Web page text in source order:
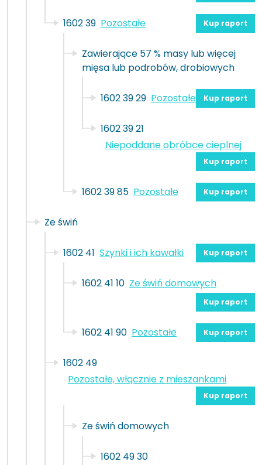
1602 39 Pozostałe Kup raport
Zawierające 57 % masy lub więcej
mięsa lub podrobów, drobiowych
1602 39 29 Pozostałe Kup raport
1602 39 21
Niepoddane obróbce cieplnej
Kup raport
1602 39 85 Pozostałe Kup raport
Ze świń
1602 41 Szynki i ich kawałki Kup raport
1602 41 10 Ze świń domowych
Kup raport
1602 41 90 Pozostałe Kup raport
1602 49
Pozostałe, włącznie z mieszankami
Kup raport
Ze świń domowych
1602 49 30